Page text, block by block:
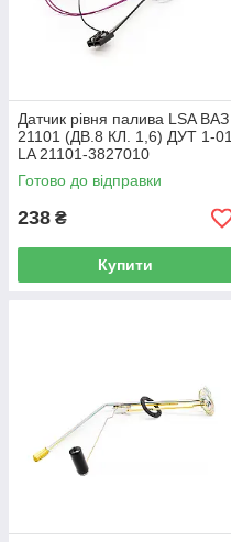
Датчик рівня палива LSA ВАЗ
21101 (ДВ.8 КЛ. 1,6) ДУТ 1-01
LA 21101-3827010
Готово до відправки
238 ₴
Купити